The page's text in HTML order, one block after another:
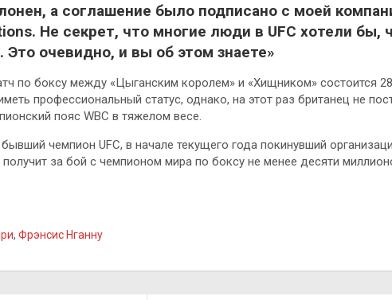
а соглашение было подписано с моей
Не секрет, что многие люди в UFC хотели бы,
Это очевидно, и вы об этом знаете»
по боксу между «Цыганским королем» и «Хищником» состоится
профессиональный статус, однако, на этот раз британец не
пояс WBC в тяжелом весе.
чемпион UFC, в начале текущего года покинувший
получит за бой с чемпионом мира по боксу не менее десяти
, Фрэнсис Нганну